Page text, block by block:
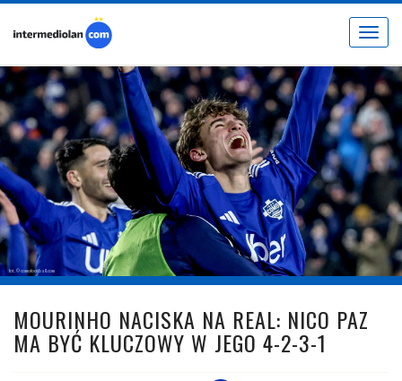
Toggle
fot. © comofootball.com
MOURINHO NACISKA NA REAL: NICO PAZ
MA BYĆ KLUCZOWY W JEGO 4-2-3-1